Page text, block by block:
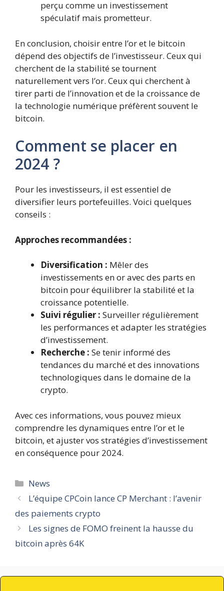
perçu comme un investissement
spéculatif mais prometteur.
En conclusion, choisir entre l’or et le bitcoin
dépend des objectifs de l’investisseur. Ceux qui
cherchent de la stabilité se tournent
naturellement vers l’or. Ceux qui cherchent à
tirer parti de l’innovation et de la croissance de
la technologie numérique préfèrent souvent le
bitcoin.
Comment se placer en
2024 ?
Pour les investisseurs, il est essentiel de
diversifier leurs portefeuilles. Voici quelques
conseils :
Approches recommandées :
Diversification : Mêler des
investissements en or avec des parts en
bitcoin pour équilibrer la stabilité et la
croissance potentielle.
Suivi régulier : Surveiller régulièrement
les performances et adapter les stratégies
d’investissement.
Recherche : Se tenir informé des
tendances du marché et des innovations
technologiques dans le domaine de la
crypto.
Avec ces informations, vous pouvez mieux
comprendre les dynamiques entre l’or et le
bitcoin, et ajuster vos stratégies d’investissement
en conséquence pour 2024.
Catégories
News
L’équipe CPCoin lance CP Merchant : l’avenir
des paiements crypto
Les signes de FOMO freinent la hausse du
bitcoin après 64K